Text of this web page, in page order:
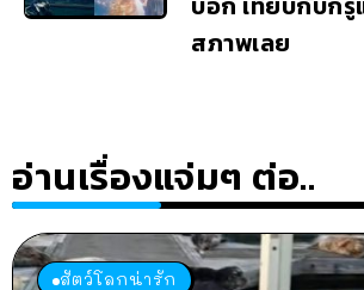
สภาพเลย
อ่านเรื่องแจ่มๆ ต่อ..
สัตว์โลกน่ารัก